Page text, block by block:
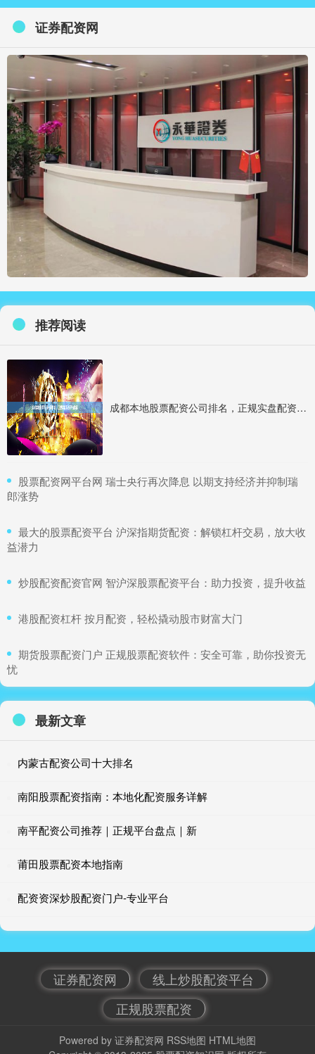
证券配资网
推荐阅读
成都本地股票配资公司排名，正规实盘配资平台推荐
​股票配资网平台网 瑞士央行再次降息 以期支持经济并抑制瑞
郎涨势
​最大的股票配资平台 沪深指期货配资：解锁杠杆交易，放大收
益潜力
​炒股配资配资官网 智沪深股票配资平台：助力投资，提升收益
​港股配资杠杆 按月配资，轻松撬动股市财富大门
​期货股票配资门户 正规股票配资软件：安全可靠，助你投资无
忧
最新文章
内蒙古配资公司十大排名
南阳股票配资指南：本地化配资服务详解
南平配资公司推荐｜正规平台盘点｜新
莆田股票配资本地指南
配资资深炒股配资门户-专业平台
证券配资网
线上炒股配资平台
正规股票配资
Powered by 证券配资网 RSS地图 HTML地图